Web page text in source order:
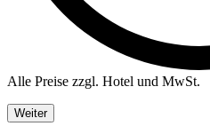
Alle Preise zzgl. Hotel und MwSt.
Weiter